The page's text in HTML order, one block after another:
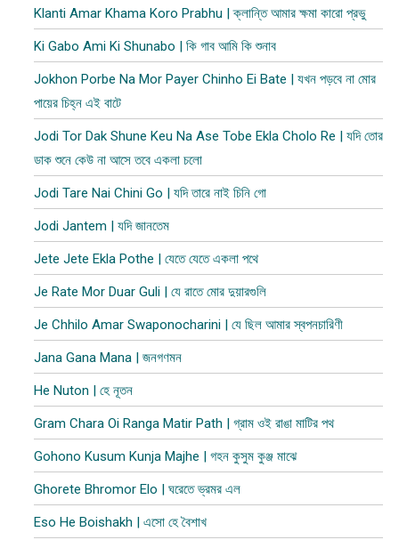
Klanti Amar Khama Koro Prabhu | ক্লান্তি আমার ক্ষমা কারো প্রভু
Ki Gabo Ami Ki Shunabo | কি গাব আমি কি শুনাব​
Jokhon Porbe Na Mor Payer Chinho Ei Bate | যখন পড়বে না মোর
পায়ের চিহ্ন এই বাটে
Jodi Tor Dak Shune Keu Na Ase Tobe Ekla Cholo Re | যদি তোর
ডাক শুনে কেউ না আসে তবে একলা চলো
Jodi Tare Nai Chini Go | যদি তারে নাই চিনি গো
Jodi Jantem | যদি জানতেম
Jete Jete Ekla Pothe | যেতে যেতে একলা পথে
Je Rate Mor Duar Guli | যে রাতে মোর দুয়ারগুলি
Je Chhilo Amar Swaponocharini | যে ছিল আমার স্বপনচারিণী
Jana Gana Mana | জনগণমন
He Nuton | হে নূতন
Gram Chara Oi Ranga Matir Path | গ্রাম ওই রাঙা মাটির পথ
Gohono Kusum Kunja Majhe | গহন কুসুম কুঞ্জ মাঝে
Ghorete Bhromor Elo | ঘরেতে ভ্রমর এল
Eso He Boishakh | এসো হে বৈশাখ